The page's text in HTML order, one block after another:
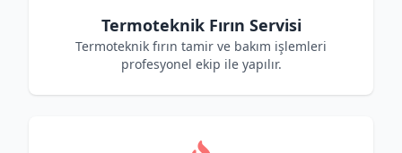
Termoteknik Fırın Servisi
Termoteknik fırın tamir ve bakım işlemleri
profesyonel ekip ile yapılır.